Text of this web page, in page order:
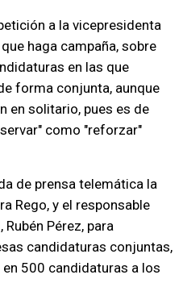
a la vicepresidenta
haga campaña, sobre
en las que
forma conjunta, aunque
en solitario, pues es de
como "reforzar"
de prensa telemática la
Rego, y el responsable
Pérez, para
candidaturas conjuntas,
500 candidaturas a los